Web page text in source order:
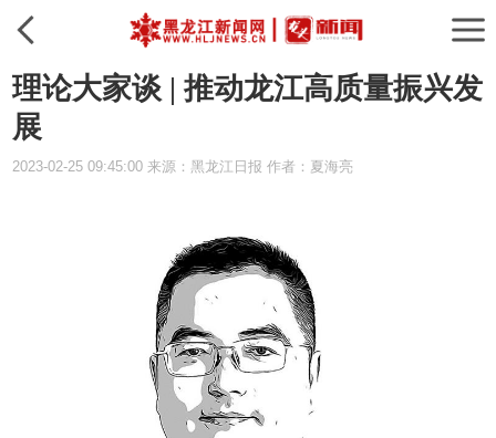
理论大家谈 | 推动龙江高质量振兴发
展
2023-02-25 09:45:00 来源：黑龙江日报 作者：夏海亮